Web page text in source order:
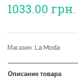
1033.00 грн.
Магазин: La Moda
Описание товара